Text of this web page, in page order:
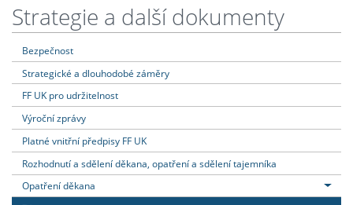
Strategie a další dokumenty
Bezpečnost
Strategické a dlouhodobé záměry
FF UK pro udržitelnost
Výroční zprávy
Platné vnitřní předpisy FF UK
Rozhodnutí a sdělení děkana, opatření a sdělení tajemníka
Opatření děkana